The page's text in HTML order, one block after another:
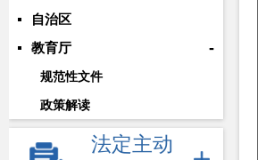
自治区
教育厅
-
规范性文件
政策解读
法定主动